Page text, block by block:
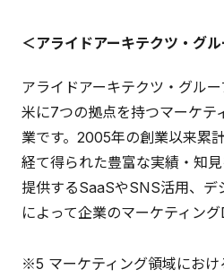
＜アライドアーキテクツ・グ
アライドアーキテクツ・グル
米に7つの拠点を持つマーケ
業です。2005年の創業以来累
経て得られた豊富な実績・知
提供するSaaSやSNS活用、
によって企業のマーケティング
※5 マーケティング領域におけ